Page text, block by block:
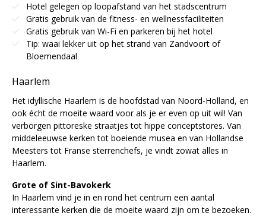
Hotel gelegen op loopafstand van het stadscentrum
Gratis gebruik van de fitness- en wellnessfaciliteiten
Gratis gebruik van Wi-Fi en parkeren bij het hotel
Tip: waai lekker uit op het strand van Zandvoort of
Bloemendaal
Haarlem
Het idyllische Haarlem is de hoofdstad van Noord-Holland, en
ook écht de moeite waard voor als je er even op uit wil! Van
verborgen pittoreske straatjes tot hippe conceptstores. Van
middeleeuwse kerken tot boeiende musea en van Hollandse
Meesters tot Franse sterrenchefs, je vindt zowat alles in
Haarlem.
Grote of Sint-Bavokerk
In Haarlem vind je in en rond het centrum een aantal
interessante kerken die de moeite waard zijn om te bezoeken.